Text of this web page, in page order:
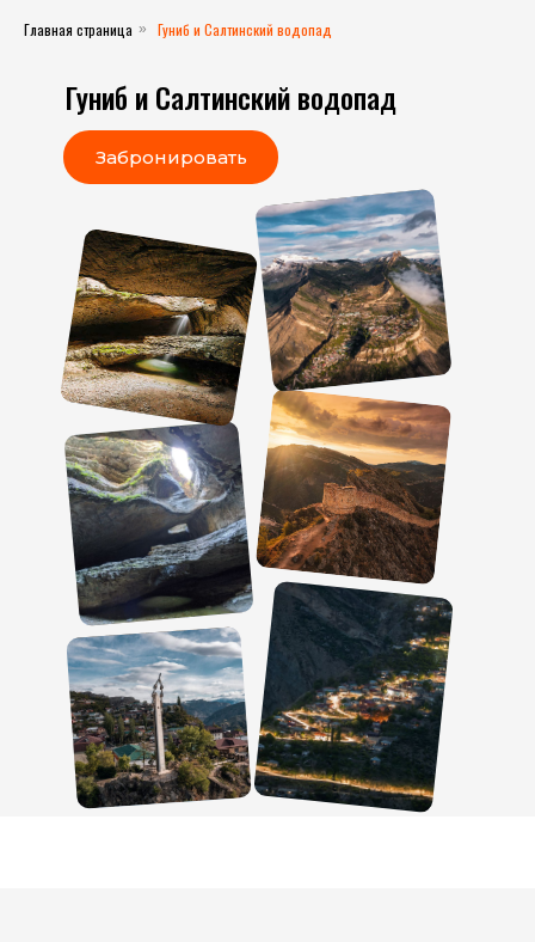
Главная страница » Гуниб и Салтинский водопад
Гуниб и Салтинский водопад
Забронировать